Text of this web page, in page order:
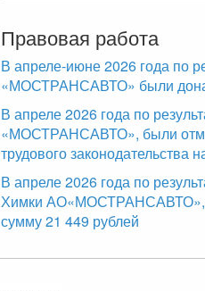
Правовая работа
В апреле-июне 2026 года по
«МОСТРАНСАВТО» были
В апреле 2026 года по
«МОСТРАНСАВТО», были
трудового
В апреле 2026 года по
Химки АО«МОСТРАНСАВТО»,
сумму 21 449 рублей